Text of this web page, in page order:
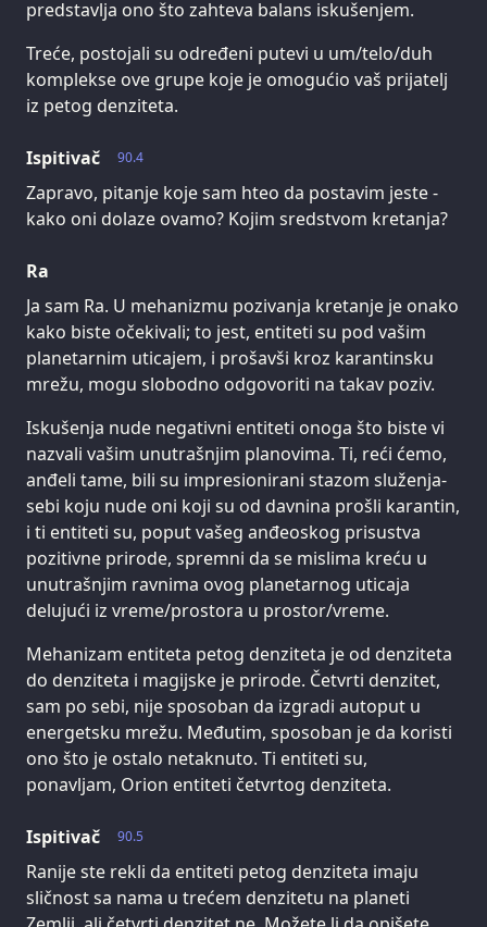
predstavlja ono što zahteva balans iskušenjem.
Treće, postojali su određeni putevi u um/telo/duh
komplekse ove grupe koje je omogućio vaš prijatelj
iz petog denziteta.
90.4
Ispitivač
Zapravo, pitanje koje sam hteo da postavim jeste -
kako oni dolaze ovamo? Kojim sredstvom kretanja?
Ra
Ja sam Ra. U mehanizmu pozivanja kretanje je onako
kako biste očekivali; to jest, entiteti su pod vašim
planetarnim uticajem, i prošavši kroz karantinsku
mrežu, mogu slobodno odgovoriti na takav poziv.
Iskušenja nude negativni entiteti onoga što biste vi
nazvali vašim unutrašnjim planovima. Ti, reći ćemo,
anđeli tame, bili su impresionirani stazom služenja-
sebi koju nude oni koji su od davnina prošli karantin,
i ti entiteti su, poput vašeg anđeoskog prisustva
pozitivne prirode, spremni da se mislima kreću u
unutrašnjim ravnima ovog planetarnog uticaja
delujući iz vreme/prostora u prostor/vreme.
Mehanizam entiteta petog denziteta je od denziteta
do denziteta i magijske je prirode. Četvrti denzitet,
sam po sebi, nije sposoban da izgradi autoput u
energetsku mrežu. Međutim, sposoban je da koristi
ono što je ostalo netaknuto. Ti entiteti su,
ponavljam, Orion entiteti četvrtog denziteta.
90.5
Ispitivač
Ranije ste rekli da entiteti petog denziteta imaju
sličnost sa nama u trećem denzitetu na planeti